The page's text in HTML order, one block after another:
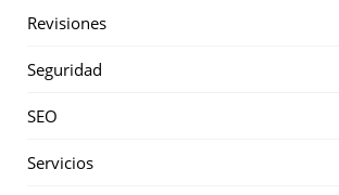
Revisiones
Seguridad
SEO
Servicios